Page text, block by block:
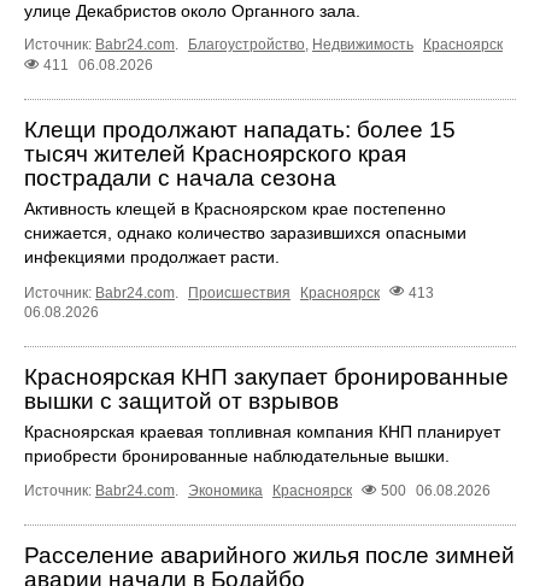
улице Декабристов около Органного зала.
Источник: Babr24.com. Благоустройство, Недвижимость
Красноярск
411
06.08.2026
Клещи продолжают нападать: более 15
тысяч жителей Красноярского края
пострадали с начала сезона
Активность клещей в Красноярском крае постепенно
снижается, однако количество заразившихся опасными
инфекциями продолжает расти.
Источник: Babr24.com Происшествия Красноярск
413
06.08.2026
Красноярская КНП закупает бронированные
вышки с защитой от взрывов
Красноярская краевая топливная компания КНП планирует
приобрести бронированные наблюдательные вышки.
Источник: Babr24.com Экономика Красноярск 500 06.08.2026
Расселение аварийного жилья после зимней
аварии начали в Бодайбо